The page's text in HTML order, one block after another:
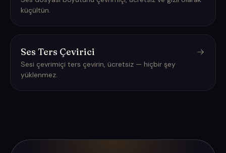
küçültün.
Ses Ters Çevirici
Sesi çevrimiçi ters çevirin, ücretsiz — hiçbir şey
yüklenmez.